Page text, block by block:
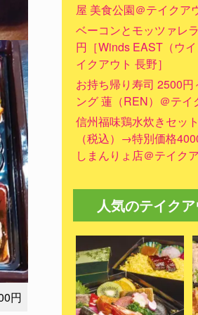
円
屋 美食公園＠テイクア
ベーコンとモッツァレ
円［Winds EAST（ウ
イクアウト 長野］
お持ち帰り寿司 2500
ング 蓮（REN）＠テイ
信州福味鶏水炊きセッ
（税込）→特別価格
しまんりょ店＠テイク
人気のテイク